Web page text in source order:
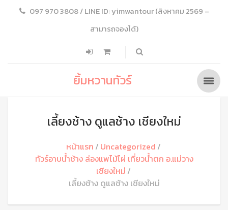
097 970 3808 / LINE ID: yimwantour (สิงหาคม 2569 –
สามารถจองได้)
ยิ้มหวานทัวร์
เลี้ยงช้าง ดูแลช้าง เชียงใหม่
หน้าแรก
Uncategorized
ทัวร์อาบน้ำช้าง ล่องแพไม้ไผ่ เที่ยวน้ำตก อ.แม่วาง
เชียงใหม่
เลี้ยงช้าง ดูแลช้าง เชียงใหม่